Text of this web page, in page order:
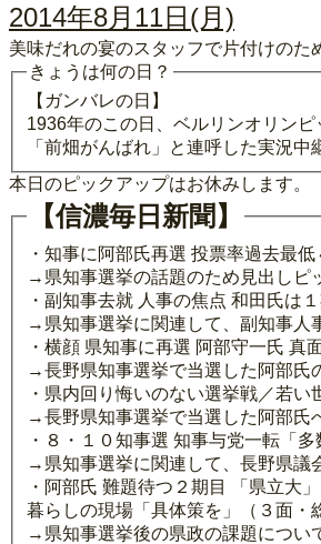
2014年8月11日(月)
美味だれの宴のスタッフで片付けのた
きょうは何の日？
【ガンバレの日】
1936年のこの日、ベルリンオリン
「前畑がんばれ」と連呼した実況
本日のピックアップはお休みします。
【信濃毎日新聞】
・知事に阿部氏再選 投票率過去最
→県知事選挙の話題のため見出しピ
・副知事去就 人事の焦点 和田氏は
→県知事選挙に関連して、副知事人
・横顔 県知事に再選 阿部守一氏 真
→長野県知事選挙で当選した阿部氏
・県内回り悔いのない選挙戦／若
→長野県知事選挙で当選した阿部氏
・８・１０知事選 知事与党一転「
→県知事選挙に関連して、長野県議
・阿部氏 難題待つ２期目 「県立大
暮らしの現場「具体策を」（３面・
→県知事選挙後の県政の課題につい